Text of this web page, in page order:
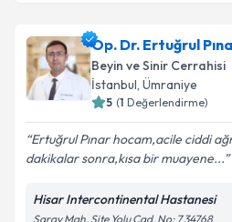
Takvim
Op. Dr. Ökkeş Celil Gökçek
talebi oluşturun. Size bu
için bir takvim
bilgilendireceğiz.
E-posta Adresiniz
Op. Dr. Ertuğrul
Beyin ve Sinir Cerrahisi
İstanbul, Ümraniye
5 (1 Değerlendirme)
Ertuğrul Pınar hocam,acile ciddi
dakikalar sonra,kısa bir muayene...
Hisar Intercontinental Hastanesi
Saray Mah. Site Yolu Cad. No: 7 34768